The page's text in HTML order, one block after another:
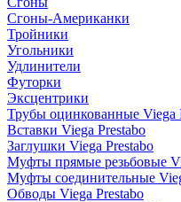
Сгоны-Американки
Тройники
Угольники
Удлинители
Футорки
Эксцентрики
Трубы оцинкованные Viega
Вставки Viega Prestabo
Заглушки Viega Prestabo
Муфты прямые резьбовые
Муфты соединительные
Обводы Viega Prestabo